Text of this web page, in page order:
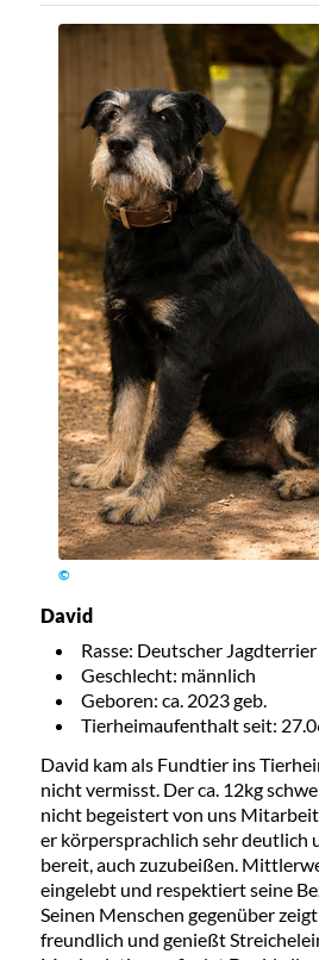
©
David
Rasse: Deutscher
Geschlecht: männlich
Geboren: ca. 2023 geb.
Tierheimaufenthalt seit:
David kam als Fundtier ins
nicht vermisst. Der ca. 12kg
nicht begeistert von uns
er körpersprachlich sehr deutlich
bereit, auch zuzubeißen.
eingelebt und respektiert seine
Seinen Menschen gegenüber zeigt
freundlich und genießt